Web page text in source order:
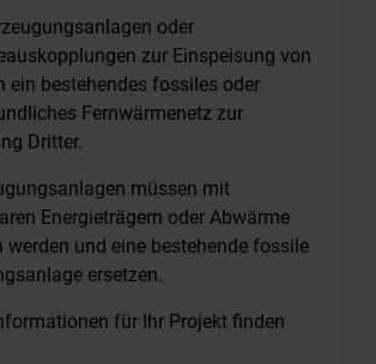
oder
zur Einspeisung von
ein bestehendes fossiles oder
Fernwärmenetz zur
Dritter.
müssen mit
Energieträgern oder Abwärme
werden und eine bestehende fossile
ersetzen.
für Ihr Projekt finden